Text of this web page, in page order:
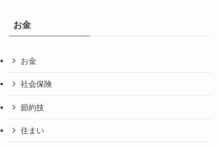
お金
お金
社会保険
節約技
住まい